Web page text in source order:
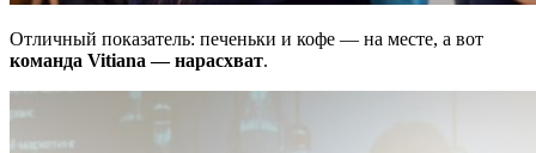
Отличный показатель: печеньки и кофе — на месте, а вот
команда Vitiana — нарасхват.